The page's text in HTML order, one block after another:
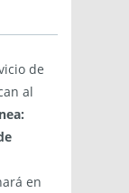
de
al
en